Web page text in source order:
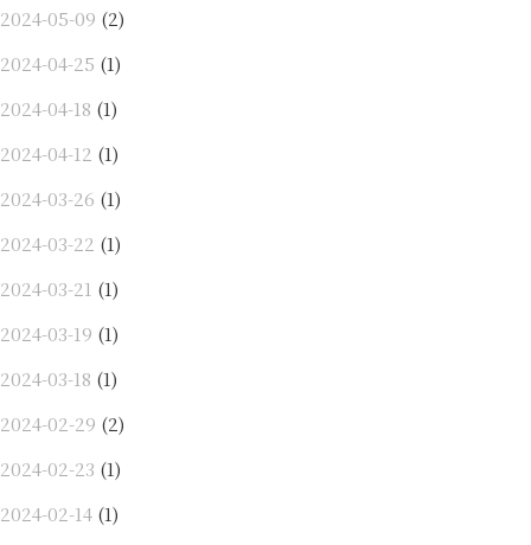
2024-05-09 (2)
2024-04-25 (1)
2024-04-18 (1)
2024-04-12 (1)
2024-03-26 (1)
2024-03-22 (1)
2024-03-21 (1)
2024-03-19 (1)
2024-03-18 (1)
2024-02-29 (2)
2024-02-23 (1)
2024-02-14 (1)